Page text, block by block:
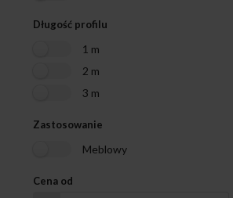
Długość profilu
1 m
2 m
3 m
Zastosowanie
Meblowy
Cena od